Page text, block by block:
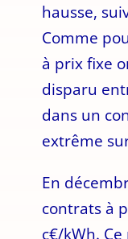
hausse,
Comme
à prix fixe
disparu
dans un
extrême
En
contrats à
c€/kWh.